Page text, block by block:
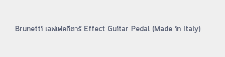
Brunetti เอฟเฟคกีตาร์ Effect Guitar Pedal (Made in Italy)